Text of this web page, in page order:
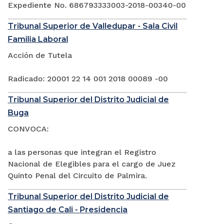
Expediente No. 686793333003-2018-00340-00
Tribunal Superior de Valledupar - Sala Civil
Familia Laboral
Acción de Tutela
Radicado: 20001 22 14 001 2018 00089 -00
Tribunal Superior del Distrito Judicial de
Buga
CONVOCA:
a las personas que integran el Registro
Nacional de Elegibles para el cargo de Juez
Quinto Penal del Circuito de Palmira.
Tribunal Superior del Distrito Judicial de
Santiago de Cali - Presidencia